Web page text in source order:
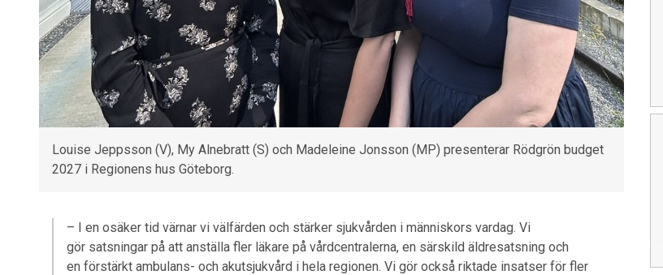
Louise Jeppsson (V), My Alnebratt (S) och Madeleine Jonsson (MP) presenterar Rödgrön budget
2027 i Regionens hus Göteborg.
– I en osäker tid värnar vi välfärden och stärker sjukvården i människors vardag. Vi
gör satsningar på att anställa fler läkare på vårdcentralerna, en särskild äldresatsning och
en förstärkt ambulans- och akutsjukvård i hela regionen. Vi gör också riktade insatser för fler